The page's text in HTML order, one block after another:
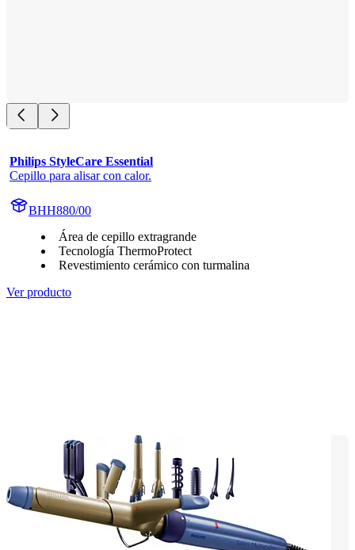
Philips StyleCare Essential
Cepillo para alisar con calor.
BHH880/00
Área de cepillo extragrande
Tecnología ThermoProtect
Revestimiento cerámico con turmalina
Ver producto